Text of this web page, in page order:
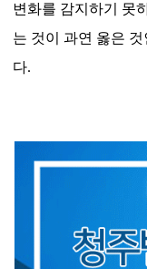
변화를 감지하기 못
는 것이 과연 옳은 것
다.